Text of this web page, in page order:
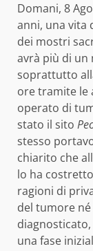
Domani, 8
anni, una vita
dei mostri
avrà più di un
soprattutto
ore tramite le
operato di
stato il sito
stesso
chiarito che
lo ha
ragioni di
del tumore
una fase